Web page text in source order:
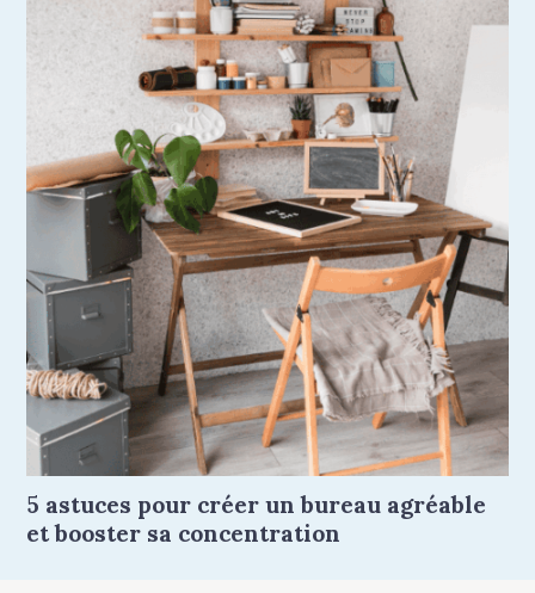
5 astuces pour créer un bureau agréable
et booster sa concentration